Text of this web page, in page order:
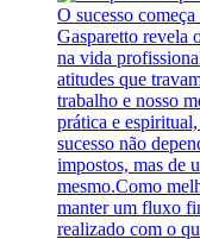
O sucesso
Gasparetto revela
na vida
atitudes que
trabalho e nosso
prática e
sucesso não
impostos, mas de
mesmo.Como
manter um fluxo
realizado com o